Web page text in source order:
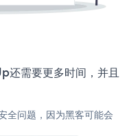
还需要更多时间，并且
全问题，因为黑客可能会